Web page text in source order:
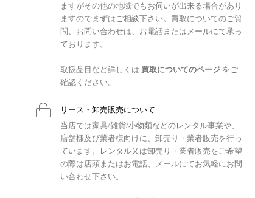
ますがその他の地域でもお伺いが出来る場合があり
ますのでまずはご相談下さい。買取についてのご質
問、お問い合わせは、お電話またはメールにて承っ
ております。
取扱品目など詳しくは 買取についてのページ をご
確認ください。
リース・卸売販売について
当店では家具/雑貨/小物類などのレンタル事業や、
店舗様及び業者様向けに、卸売り・業者販売を行っ
ています。レンタル又は卸売り・業者販売をご希望
の際は店頭またはお電話、メールにてお気軽にお問
い合わせ下さい。